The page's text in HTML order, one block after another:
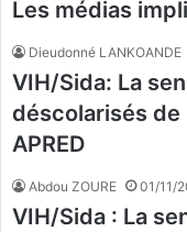
Les médias
Dieudonné LANKOANDE
VIH/Sida: La
déscolarisés de
APRED
Abdou ZOURE 01/11/
VIH/Sida : La